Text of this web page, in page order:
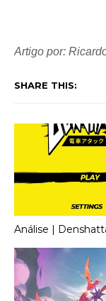
Artigo por:
SHARE THIS:
Análise |